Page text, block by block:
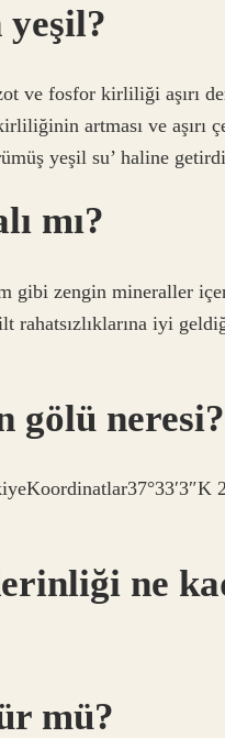
ve fosfor kirliliği aşırı
artması ve aşırı
yeşil su’ haline
mı?
gibi zengin mineraller
rahatsızlıklarına iyi
gölü neresi?
ne
mü?